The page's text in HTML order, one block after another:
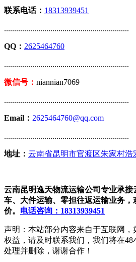
联系电话： 18313939451
..............................................................
QQ： 2625464760
..............................................................
微信号： niannian7069
..............................................................
Email： 2625464760@qq.com
..............................................................
地址： 云南省昆明市官渡区朱家村浩
云南昆明逸天物流运输公司专业承
车、大件运输、零担往返运输业务
价。 电话咨询：18313939451
声明：本站部分内容来自于互联网，
权益，请及时联系我们，我们将在
处理并删除，谢谢合作！